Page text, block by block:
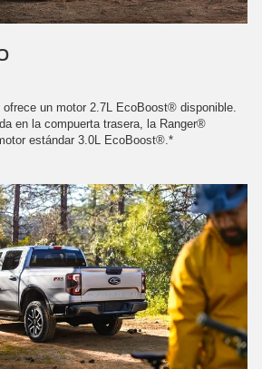
ofrece un motor 2.7L EcoBoost® disponible.
en la compuerta trasera, la Ranger®
estándar 3.0L EcoBoost®.*